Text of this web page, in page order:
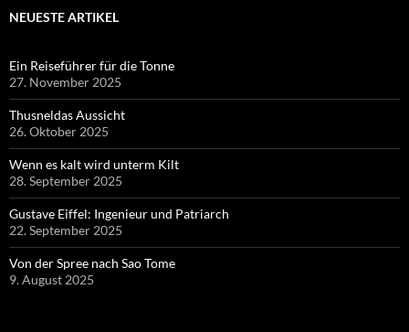
NEUESTE ARTIKEL
Ein Reiseführer für die Tonne
27. November 2025
Thusneldas Aussicht
26. Oktober 2025
Wenn es kalt wird unterm Kilt
28. September 2025
Gustave Eiffel: Ingenieur und Patriarch
22. September 2025
Von der Spree nach Sao Tome
9. August 2025